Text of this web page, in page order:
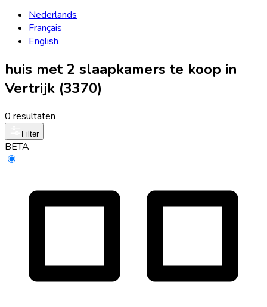
Nederlands
Français
English
huis met 2 slaapkamers te koop in
Vertrijk (3370)
0 resultaten
Filter
BETA